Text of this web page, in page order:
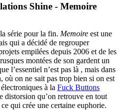
Shine - Memoire
série pour la fin. Memoire est une
qui a décidé de regrouper
empilées depuis 2006 et de les
montées de son gardent un
l’essentiel n’est pas là , mais dans
où on ne sait pas trop bien si on est
à la Fuck Buttons
distorsion qu’on retrouve en tout
ce qui crée une certaine euphorie.